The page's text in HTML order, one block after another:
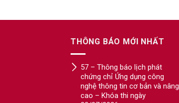
THÔNG BÁO MỚI NHẤT
57 – Thông báo lịch phát
chứng chỉ Ứng dụng công
nghệ thông tin cơ bản và nâng
cao – Khóa thi ngày